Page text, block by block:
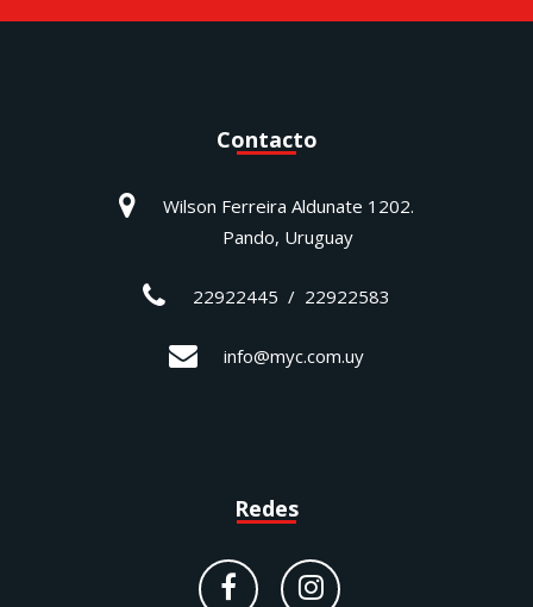
Contacto
Wilson Ferreira Aldunate 1202.
Pando, Uruguay
22922445 / 22922583
info@myc.com.uy
Redes